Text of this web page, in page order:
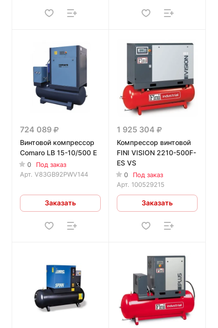
724 089
Винтовой компрессор
Comaro LB 15-10/500 E
0
Под заказ
Арт. V83GB92PWV144
Заказать
1 925 304
Компрессор винтовой
FINI VISION 2210-500F-
ES VS
0
Под заказ
Арт. 100529215
Заказать